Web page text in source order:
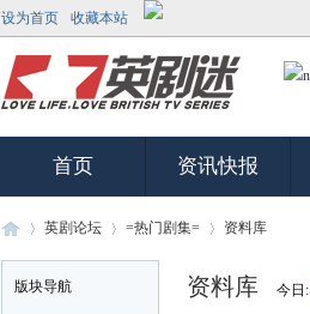
设为首页 收藏本站
首页 资讯快报
英剧论坛 =热门剧集= 资料库
版块导航 资料库 今日: